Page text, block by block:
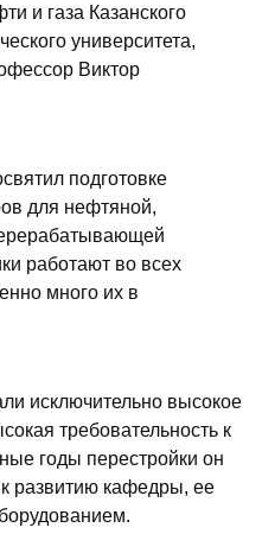
и газа Казанского
университета,
Виктор
подготовке
для нефтяной,
работают во всех
много их в
исключительно высокое
требовательность к
годы перестройки он
развитию кафедры, ее